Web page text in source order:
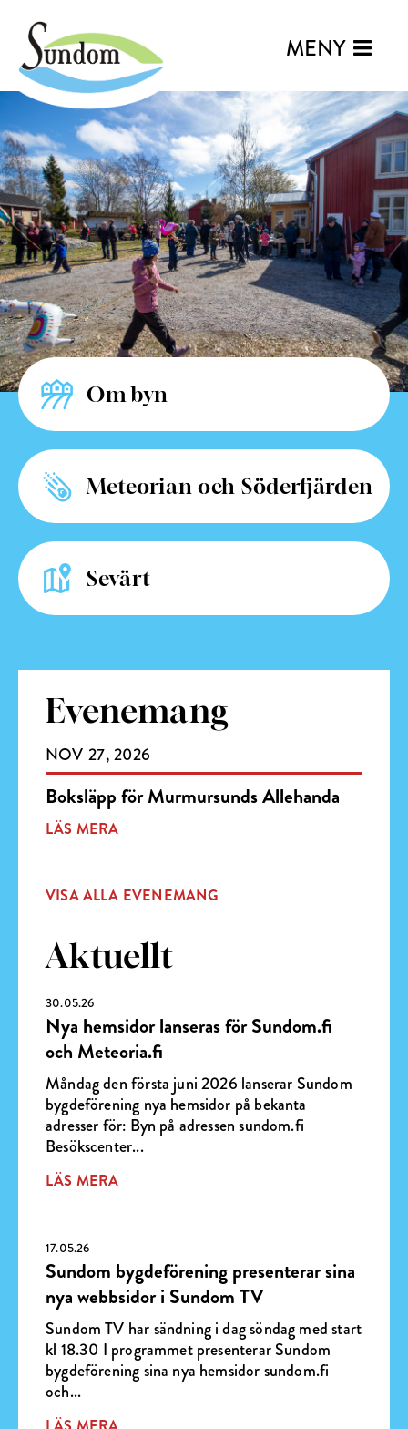
MENY
Om byn
Meteorianoch Söderfjärden
Sevärt
Evenemang
NOV 27 2026
Boksläpp för Murmursunds Allehanda
LÄS MERA
VISA ALLA EVENEMANG
Aktuellt
30.05.26
Nya hemsidor lanseras för Sundom.fi
och Meteoria.fi
Måndag den första juni 2026 lanserar Sundom
bygdeförening nya hemsidor på bekanta
adresser för: Byn på adressen sundom.fi
Besökscenter...
LÄS MERA
17.05.26
Sundom bygdeförening presenterar sina
nya webbsidor i Sundom TV
Sundom TV har sändning i dag söndag med start
kl 18.30 I programmet presenterar Sundom
bygdeförening sina nya hemsidor sundom.fi
och...